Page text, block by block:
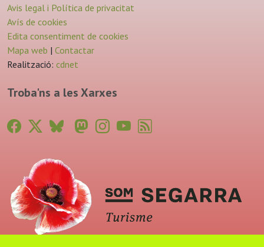
Avis legal i Política de privacitat
Avís de cookies
Edita consentiment de cookies
Mapa web | Contactar
Realització: cdnet
Troba'ns a les Xarxes